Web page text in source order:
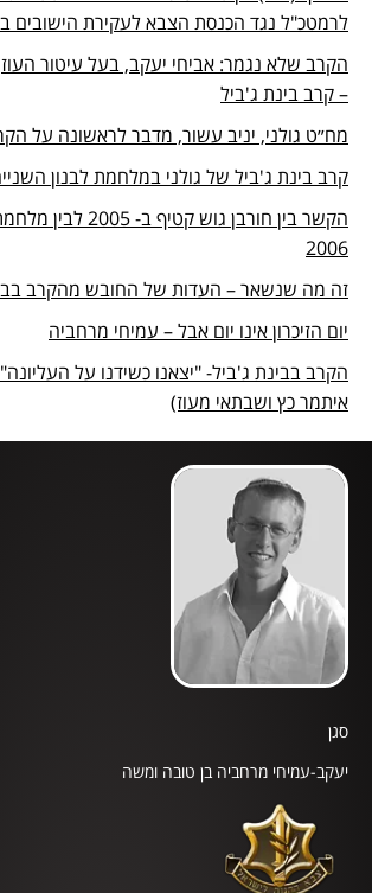
לרמטכ"ל נגד הכנסת הצבא לעקירת הישובים
הקרב שלא נגמר: אביחי יעקב, בעל עיטור העוז,
– קרב בינת ג'ביל
מח״ט גולני, יניב עשור, מדבר לראשונה על
קרב בינת ג'ביל של גולני במלחמת לבנון
הקשר בין חורבן גוש
2006
זה מה שנשאר – העדות של החובש מהקרב
יום הזיכרון אינו יום אבל – עמיחי מרחביה
הקרב בבינת ג'ביל- "יצאנו כשידנו על
איתמר כץ ושבתאי מעוז)
סגן
יעקב-עמיחי מרחביה בן טובה ומשה